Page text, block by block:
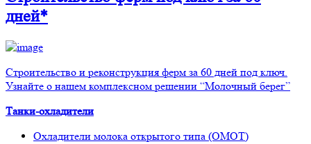
дней*
Строительство и реконструкция ферм за 60 дней под ключ.
Узнайте о нашем комплексном решении “Молочный берег”
Танки-охладители
Охладители молока открытого типа (ОМОТ)